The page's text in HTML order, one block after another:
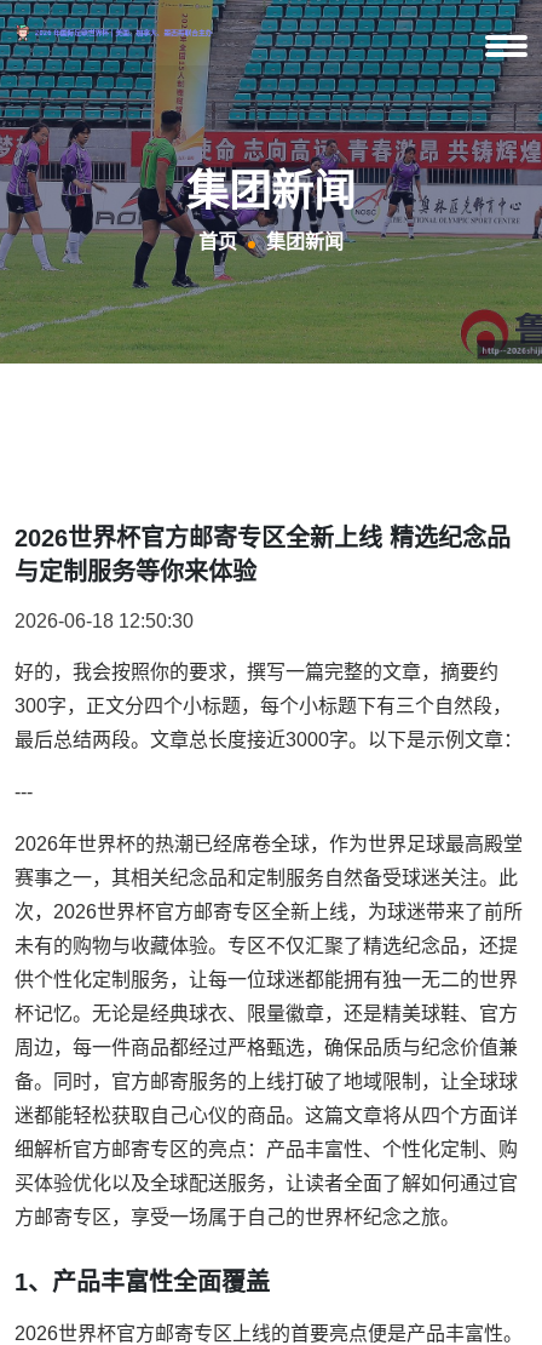
集团新闻
首页 集团新闻
2026世界杯官方邮寄专区全新上线 精选纪念品
与定制服务等你来体验
2026-06-18 12:50:30
好的，我会按照你的要求，撰写一篇完整的文章，摘要约
300字，正文分四个小标题，每个小标题下有三个自然段，
最后总结两段。文章总长度接近3000字。以下是示例文章：
---
2026年世界杯的热潮已经席卷全球，作为世界足球最高殿堂
赛事之一，其相关纪念品和定制服务自然备受球迷关注。此
次，2026世界杯官方邮寄专区全新上线，为球迷带来了前所
未有的购物与收藏体验。专区不仅汇聚了精选纪念品，还提
供个性化定制服务，让每一位球迷都能拥有独一无二的世界
杯记忆。无论是经典球衣、限量徽章，还是精美球鞋、官方
周边，每一件商品都经过严格甄选，确保品质与纪念价值兼
备。同时，官方邮寄服务的上线打破了地域限制，让全球球
迷都能轻松获取自己心仪的商品。这篇文章将从四个方面详
细解析官方邮寄专区的亮点：产品丰富性、个性化定制、购
买体验优化以及全球配送服务，让读者全面了解如何通过官
方邮寄专区，享受一场属于自己的世界杯纪念之旅。
1、产品丰富性全面覆盖
2026世界杯官方邮寄专区上线的首要亮点便是产品丰富性。